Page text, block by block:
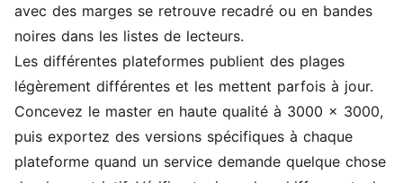
avec des marges se retrouve recadré ou en bandes
noires dans les listes de lecteurs.
Les différentes plateformes publient des plages
légèrement différentes et les mettent parfois à jour.
Concevez le master en haute qualité à 3000 x 3000,
puis exportez des versions spécifiques à chaque
plateforme quand un service demande quelque chose